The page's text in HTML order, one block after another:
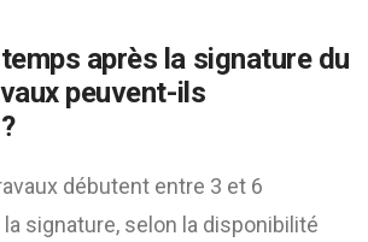
après la signature du
peuvent-ils
débutent entre 3 et 6
signature, selon la disponibilité